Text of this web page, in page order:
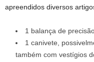
apreendidos diversos
1 balança de
1 canivete,
também com vestígios